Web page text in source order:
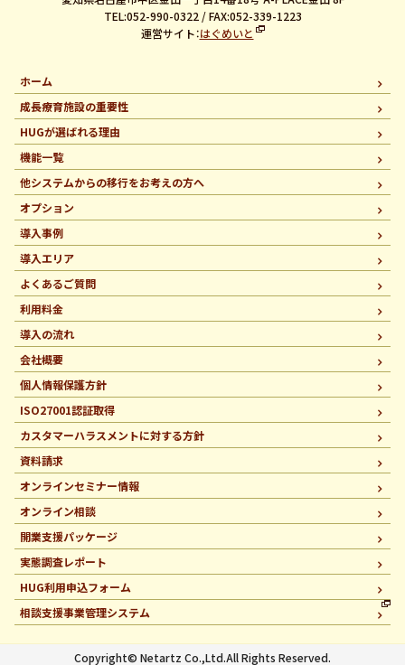
TEL:052-990-0322 / FAX:052-339-1223
運営サイト：はぐめいと
ホーム
成長療育施設の重要性
HUGが選ばれる理由
機能一覧
他システムからの移行をお考えの方へ
オプション
導入事例
導入エリア
よくあるご質問
利用料金
導入の流れ
会社概要
個人情報保護方針
ISO27001認証取得
カスタマーハラスメントに対する方針
資料請求
オンラインセミナー情報
オンライン相談
開業支援パッケージ
実態調査レポート
HUG利用申込フォーム
相談支援事業管理システム
Copyright© Netartz Co.,Ltd.All Rights Reserved.